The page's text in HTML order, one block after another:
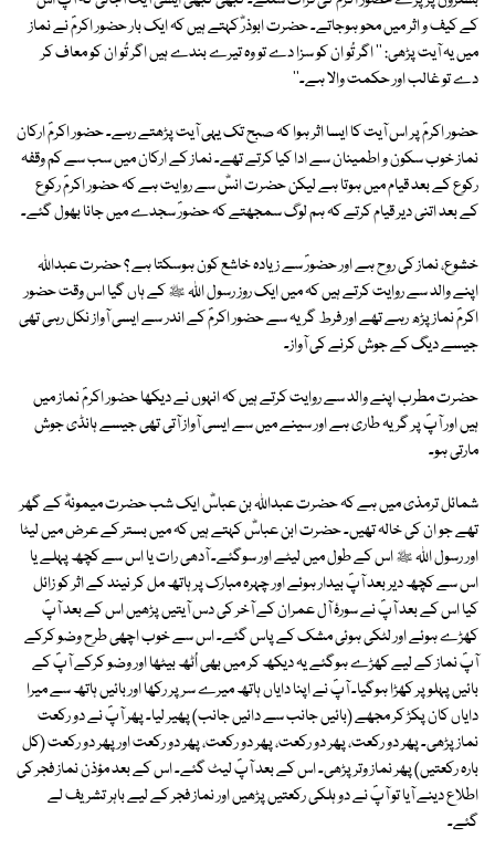
کے کیف و اثر میں محو ہوجاتے۔ حضرت ابوذرؓ کہتے ہیں کہ ایک بار حضور اکرمؐ نے نماز
میں یہ آیت پڑھی: '' اگر تُو ان کو سزا دے تو وہ تیرے بندے ہیں اگر تُو ان کو معاف کر
دے تو غالب اور حکمت والا ہے۔''
حضور اکرمؐ پر اس آیت کا ایسا اثر ہوا کہ صبح تک یہی آیت پڑھتے رہے۔ حضور اکرمؐ ارکان
نماز خوب سکون و اطمینان سے ادا کیا کرتے تھے۔ نماز کے ارکان میں سب سے کم وقفہ
رکوع کے بعد قیام میں ہوتا ہے لیکن حضرت انسؓ سے روایت ہے کہ حضور اکرمؐ رکوع
کے بعد اتنی دیر قیام کرتے کہ ہم لوگ سمجھتے کہ حضورؐ سجدے میں جانا بھول گئے۔
خشوع، نماز کی روح ہے اور حضورؐ سے زیادہ خاشع کون ہوسکتا ہے ؟ حضرت عبداللہ
اپنے والد سے روایت کرتے ہیں کہ میں ایک روز رسول اللہ ﷺ کے ہاں گیا اس وقت حضور
اکرمؐ نماز پڑھ رہے تھے اور فرط گریہ سے حضور اکرمؐ کے اندر سے ایسی آواز نکل رہی تھی
جیسے دیگ کے جوش کرنے کی آواز۔
حضرت مطرب اپنے والد سے روایت کرتے ہیں کہ انہوں نے دیکھا حضور اکرمؐ نماز میں
ہیں اور آپؐ پر گریہ طاری ہے اور سینے میں سے ایسی آواز آتی تھی جیسے ہانڈی جوش
مارتی ہو۔
شمائل ترمذی میں ہے کہ حضرت عبداللہ بن عباسؓ ایک شب حضرت میمونہؓ کے گھر
تھے جو ان کی خالہ تھیں۔ حضرت ابن عباسؓ کہتے ہیں کہ میں بستر کے عرض میں لیٹا
اور رسول اللہ ﷺ اس کے طول میں لیٹے اور سوگئے۔ آدھی رات یا اس سے کچھ پہلے یا
اس سے کچھ دیر بعد آپؐ بیدار ہوئے اور چہرہ مبارک پر ہاتھ مل کر نیند کے اثر کو زائل
کیا اس کے بعد آپؐ نے سورۂ آل عمران کے آخر کی دس آیتیں پڑھیں اس کے بعد آپؐ
کھڑے ہوئے اور لٹکی ہوئی مشک کے پاس گئے۔ اس سے خوب اچھی طرح وضو کرکے
آپؐ نماز کے لیے کھڑے ہوگئے یہ دیکھ کر میں بھی اُٹھ بیٹھا اور وضو کرکے آپؐ کے
بائیں پہلو پر کھڑا ہوگیا۔ آپؐ نے اپنا دایاں ہاتھ میرے سر پر رکھا اور بائیں ہاتھ سے میرا
دایاں کان پکڑ کر مجھے (بائیں جانب سے دائیں جانب) پھیر لیا۔ پھر آپؐ نے دو رکعت
نماز پڑھی۔ پھر دو رکعت، پھر دو رکعت، پھر دو رکعت، پھر دو رکعت اور پھر دو رکعت (کل
بارہ رکعتیں) پھر نماز وتر پڑھی۔ اس کے بعد آپؐ لیٹ گئے۔ اس کے بعد مؤذن نماز فجر کی
اطلاع دینے آیا تو آپؐ نے دو ہلکی رکعتیں پڑھیں اور نماز فجر کے لیے باہر تشریف لے
گئے۔